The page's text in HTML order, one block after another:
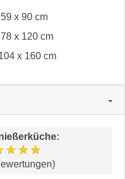
59 x 90 cm
78 x 120 cm
x 160 cm
: